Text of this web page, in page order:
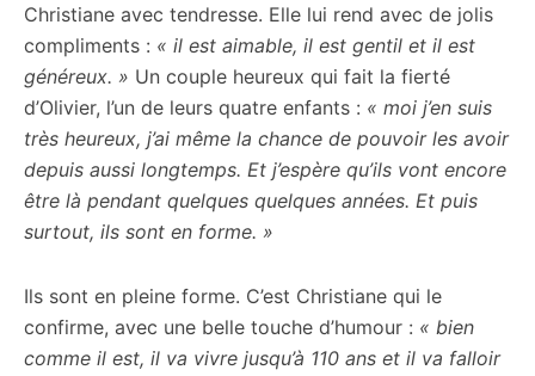
Christiane avec tendresse. Elle lui rend avec de jolis
compliments : « il est aimable, il est gentil et il est
généreux. » Un couple heureux qui fait la fierté
d’Olivier, l’un de leurs quatre enfants : « moi j’en suis
très heureux, j’ai même la chance de pouvoir les avoir
depuis aussi longtemps. Et j’espère qu’ils vont encore
être là pendant quelques quelques années. Et puis
surtout, ils sont en forme. »
Ils sont en pleine forme. C’est Christiane qui le
confirme, avec une belle touche d’humour : « bien
comme il est, il va vivre jusqu’à 110 ans et il va falloir